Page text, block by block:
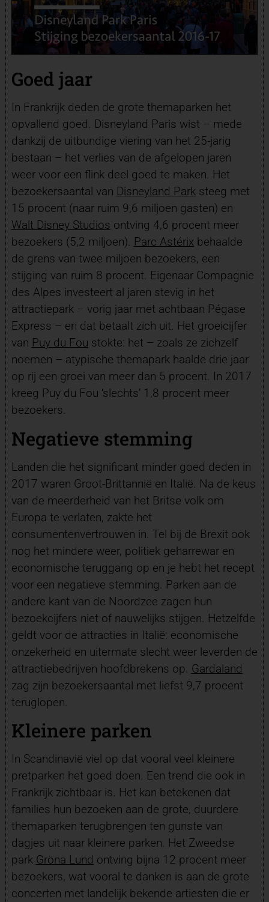
Goed jaar
In Frankrijk deden de grote themaparken het
opvallend goed. Disneyland Paris wist – mede
dankzij de uitbundige viering van het 25-jarig
bestaan – het verlies van de afgelopen jaren
weer voor een flink deel goed te maken. Het
bezoekersaantal van Disneyland Parksteeg met
15 procent (naar ruim 9,6 miljoen gasten) en
Walt Disney Studios ontving 4,6 procent meer
bezoekers (5,2 miljoen). Parc Astérix behaalde
de grens van twee miljoen bezoekers, een
stijging van ruim 8 procent. Eigenaar Compagnie
des Alpes investeert al jaren stevig in het
attractiepark – vorig jaar met achtbaan Pégase
Express – en dat betaalt zich uit. Het groeicijfer
van Puy du Fou stokte: het – zoals ze zichzelf
noemen – atypische themapark haalde drie jaar
op rij een groei van meer dan 5 procent. In 2017
kreeg Puy du Fou ‘slechts’ 1,8 procent meer
bezoekers.
Negatieve stemming
Landen die het significant minder goed deden in
2017 waren Groot-Brittannië en Italië. Na de keus
van de meerderheid van het Britse volk om
Europa te verlaten, zakte het
consumentenvertrouwen in. Tel bij de Brexit ook
nog het mindere weer, politiek geharrewar en
economische teruggang op en je hebt het recept
voor een negatieve stemming. Parken aan de
andere kant van de Noordzee zagen hun
bezoekcijfers niet of nauwelijks stijgen. Hetzelfde
geldt voor de attracties in Italië: economische
onzekerheid en uitermate slecht weer leverden de
attractiebedrijven hoofdbrekens op. Gardaland
zag zijn bezoekersaantal met liefst 9,7 procent
teruglopen.
Kleinere parken
In Scandinavië viel op dat vooral veel kleinere
pretparken het goed doen. Een trend die ook in
Frankrijk zichtbaar is. Het kan betekenen dat
families hun bezoeken aan de grote, duurdere
themaparken terugbrengen ten gunste van
dagjes uit naar kleinere parken. Het Zweedse
park Gröna Lund ontving bijna 12 procent meer
bezoekers, wat vooral te danken is aan de grote
concerten met landelijk bekende artiesten die er